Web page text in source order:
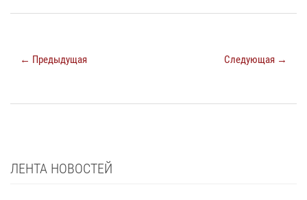
← Предыдущая Следующая →
ЛЕНТА НОВОСТЕЙ